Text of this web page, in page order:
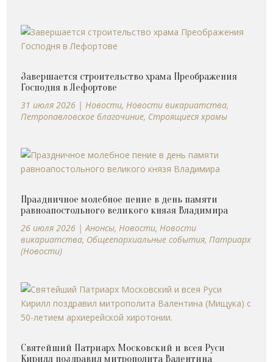
Завершается строительство храма Преображения
Господня в Лефортове
31 июля 2026 |Новости,Новости викариатства,
Петропавловское благочиние, Строящиеся храмы
Праздничное молебное пение в день памяти
равноапостольного великого князя Владимира
26 июля 2026 |Анонсы,Новости,Новости
викариатства, Общеепархиальные события,Патриарх
(Новости)
Святейший Патриарх Московский и всея Руси
Кирилл поздравил митрополита Валентина